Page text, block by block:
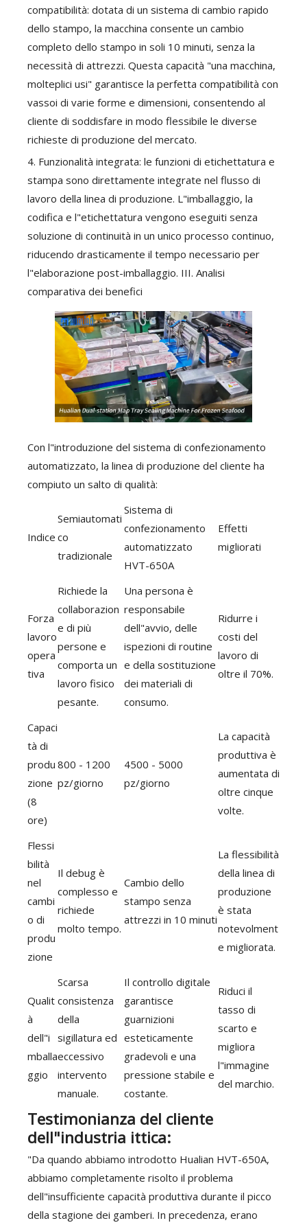
compatibilità: dotata di un sistema di cambio rapido
dello stampo, la macchina consente un cambio
completo dello stampo in soli 10 minuti, senza la
necessità di attrezzi. Questa capacità "una macchina,
molteplici usi" garantisce la perfetta compatibilità con
vassoi di varie forme e dimensioni, consentendo al
cliente di soddisfare in modo flessibile le diverse
richieste di produzione del mercato.
4. Funzionalità integrata: le funzioni di etichettatura e
stampa sono direttamente integrate nel flusso di
lavoro della linea di produzione. L"imballaggio, la
codifica e l"etichettatura vengono eseguiti senza
soluzione di continuità in un unico processo continuo,
riducendo drasticamente il tempo necessario per
l"elaborazione post-imballaggio. III. Analisi
comparativa dei benefici
Con l"introduzione del sistema di confezionamento
automatizzato, la linea di produzione del cliente ha
compiuto un salto di qualità:
Indice
Semiautomati
co
tradizionale
Sistema di
confezionamento
automatizzato
HVT-650A
Effetti
migliorati
Forza
lavoro
opera
tiva
Richiede la
collaborazion
e di più
persone e
comporta un
lavoro fisico
pesante.
Una persona è
responsabile
dell"avvio, delle
ispezioni di routine
e della sostituzione
dei materiali di
consumo.
Ridurre i
costi del
lavoro di
oltre il 70%.
Capaci
tà di
produ
zione
(8
ore)
800 - 1200
pz/giorno
4500 - 5000
pz/giorno
La capacità
produttiva è
aumentata di
oltre cinque
volte.
Flessi
bilità
nel
cambi
o di
produ
zione
Il debug è
complesso e
richiede
molto tempo.
Cambio dello
stampo senza
attrezzi in 10 minuti
La flessibilità
della linea di
produzione
è stata
notevolment
e migliorata.
Qualit
à
dell"i
mballa
ggio
Scarsa
consistenza
della
sigillatura ed
eccessivo
intervento
manuale.
Il controllo digitale
garantisce
guarnizioni
esteticamente
gradevoli e una
pressione stabile e
costante.
Riduci il
tasso di
scarto e
migliora
l"immagine
del marchio.
Testimonianza del cliente
dell"industria ittica:
"Da quando abbiamo introdotto Hualian HVT-650A,
abbiamo completamente risolto il problema
dell"insufficiente capacità produttiva durante il picco
della stagione dei gamberi. In precedenza, erano